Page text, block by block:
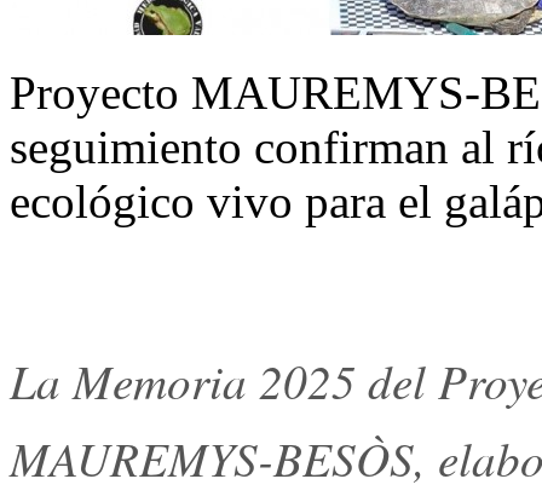
Proyecto MAUREMYS-
seguimiento confirman al
ecológico vivo para el
La Memoria 2025 del
MAUREMYS-BESÒS,